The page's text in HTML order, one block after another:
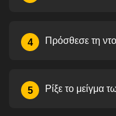
4 Πρόσθεσε τη
5 Ρίξε το μείγμα